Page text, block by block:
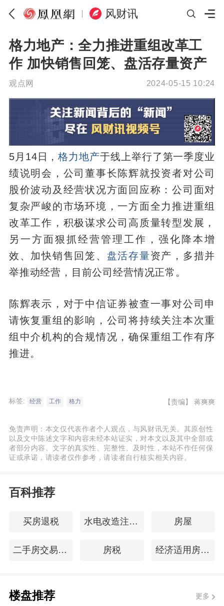
风财讯
格力地产：全力推进重组改革工
作 加快销售回笼、盘活存量资产
观点网 2024-05-15 10:24
5月14日，格力地产于线上举行了第一季度业
绩说明会，公司董事长陈辉就投资者对公司
股价波动及经营状况方面回应称：公司面对
复杂严峻的市场环境，一方面全力推进重组
改革工作，积极谋求公司高质量转型发展，
另一方面狠抓经营管理工作，强化降本增
效、加快销售回笼、 盘活存量资产，多措并
举推动经营，目前公司经营情况正常。
陈辉表示，对于中信证券被查一事对公司申
请恢复重组的影响，公司将持续关注本次重
组中介机构的合规情况，确保重组工作有序
推进。
标签: 经营 工作 格力 【责编】 蒋爽爽
免责声明：本文仅代表作者个人观点，与风财讯无关。其原创性
以及文中陈述文字和内容未经本站证实，对本文以及其中全部或
者部分内容、文字的真实性、完整性、及时性，本站不作任何保
证或承诺，请读者仅作参考，请读者自行核实相关内容。
百科推荐
买房退税 水电改造注意事项 房屋
二手房交易资料 房税 经济适用房买卖合同
楼盘推荐 更多